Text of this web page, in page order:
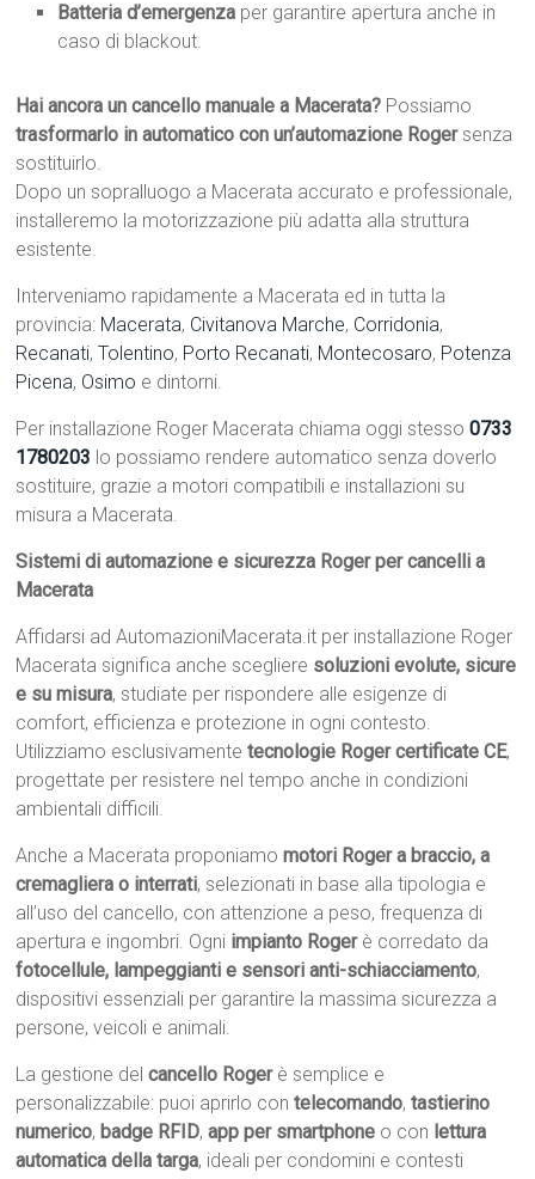
Batteria d’emergenza per garantire apertura anche in
caso di blackout.
Hai ancora un cancello manuale a Macerata? Possiamo
trasformarlo in automatico con un’automazione Rogersenza
sostituirlo.
Dopo un sopralluogo a Macerata accurato e professionale,
installeremo la motorizzazione più adatta alla struttura
esistente.
Interveniamo rapidamente a Macerata ed in tutta la
provincia: Macerata, Civitanova Marche, Corridonia,
Recanati,Tolentino, Porto Recanati, Montecosaro, Potenza
Picena, Osimo e dintorni.
Per installazione Roger Macerata chiama oggi stesso0733
1780203 lo possiamo rendere automatico senza doverlo
sostituire, grazie a motori compatibili e installazioni su
misura a Macerata.
Sistemi di automazione e sicurezza Roger per cancelli a
Macerata
Affidarsi ad AutomazioniMacerata.it per installazione Roger
Macerata significa anche scegliere soluzioni evolute, sicure
e su misura, studiate per rispondere alle esigenze di
comfort, efficienza e protezione in ogni contesto.
Utilizziamo esclusivamentetecnologie Roger certificate CE,
progettate per resistere nel tempo anche in condizioni
ambientali difficili.
Anche a Macerata proponiamomotori Roger a braccio, a
cremagliera o interrati, selezionati in base alla tipologia e
all’uso del cancello, con attenzione a peso, frequenza di
apertura e ingombri. Ogni impianto Rogerè corredato da
fotocellule, lampeggianti e sensori anti-schiacciamento,
dispositivi essenziali per garantire la massima sicurezza a
persone, veicoli e animali.
La gestione delcancello Rogerè semplice e
personalizzabile: puoi aprirlo contelecomando,tastierino
numerico, badge RFID,app per smartphone o con lettura
automatica della targa, ideali per condomini e contesti